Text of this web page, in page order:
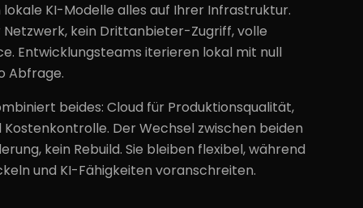
KI-Modelle alles auf Ihrer Infrastruktur.
Netzwerk, kein Drittanbieter-Zugriff, volle
Entwicklungsteams iterieren lokal mit null
Abfrage.
beides: Cloud für Produktionsqualität,
Der Wechsel zwischen beiden
kein Rebuild. Sie bleiben flexibel, während
und KI-Fähigkeiten voranschreiten.